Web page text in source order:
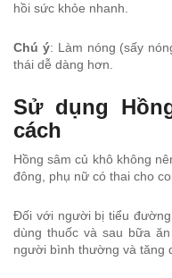
hồi sức khỏe nhanh.
Chú ý: Làm nóng (sấy
thái dễ dàng hơn.
Sử dụng
cách
Hồng sâm củ khô không
đông, phụ nữ có thai cho
Đối với người bị tiểu
dùng thuốc và sau bữa
người bình thường và tăng